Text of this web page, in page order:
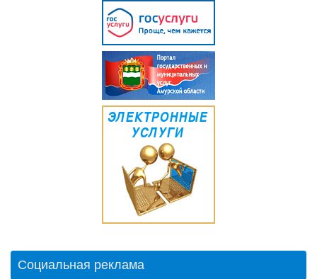
Социальная реклама